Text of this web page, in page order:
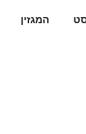
המגזין